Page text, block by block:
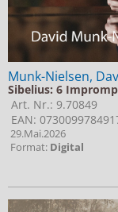
Munk-Nielsen,
Sibelius: 6
Art. Nr.: 9.70849
EAN:
29.Mai.2026
Format: Digital